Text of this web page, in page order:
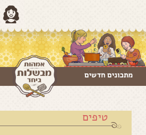
מתכונים חדשים
טיפים